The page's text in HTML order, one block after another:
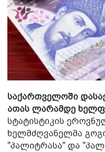
საქართველოში
ათას ლარამდე
სტატისტიკის
ხელმძღვანელმა
"პალიტრასა" და